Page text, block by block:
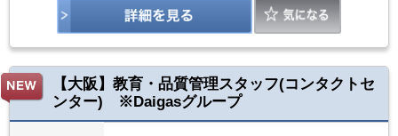
【大阪】教育・品質管理スタッフ(コンタクトセ
ンター) ※Daigasグループ